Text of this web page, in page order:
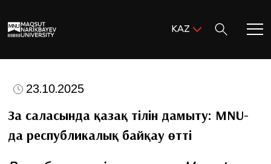
KAZ
MNU-ге қош келдіңіз!
Академиялық өмір
23.10.2025
Заң саласында қазақ тілін дамыту: MNU-
да республикалық байқау өтті